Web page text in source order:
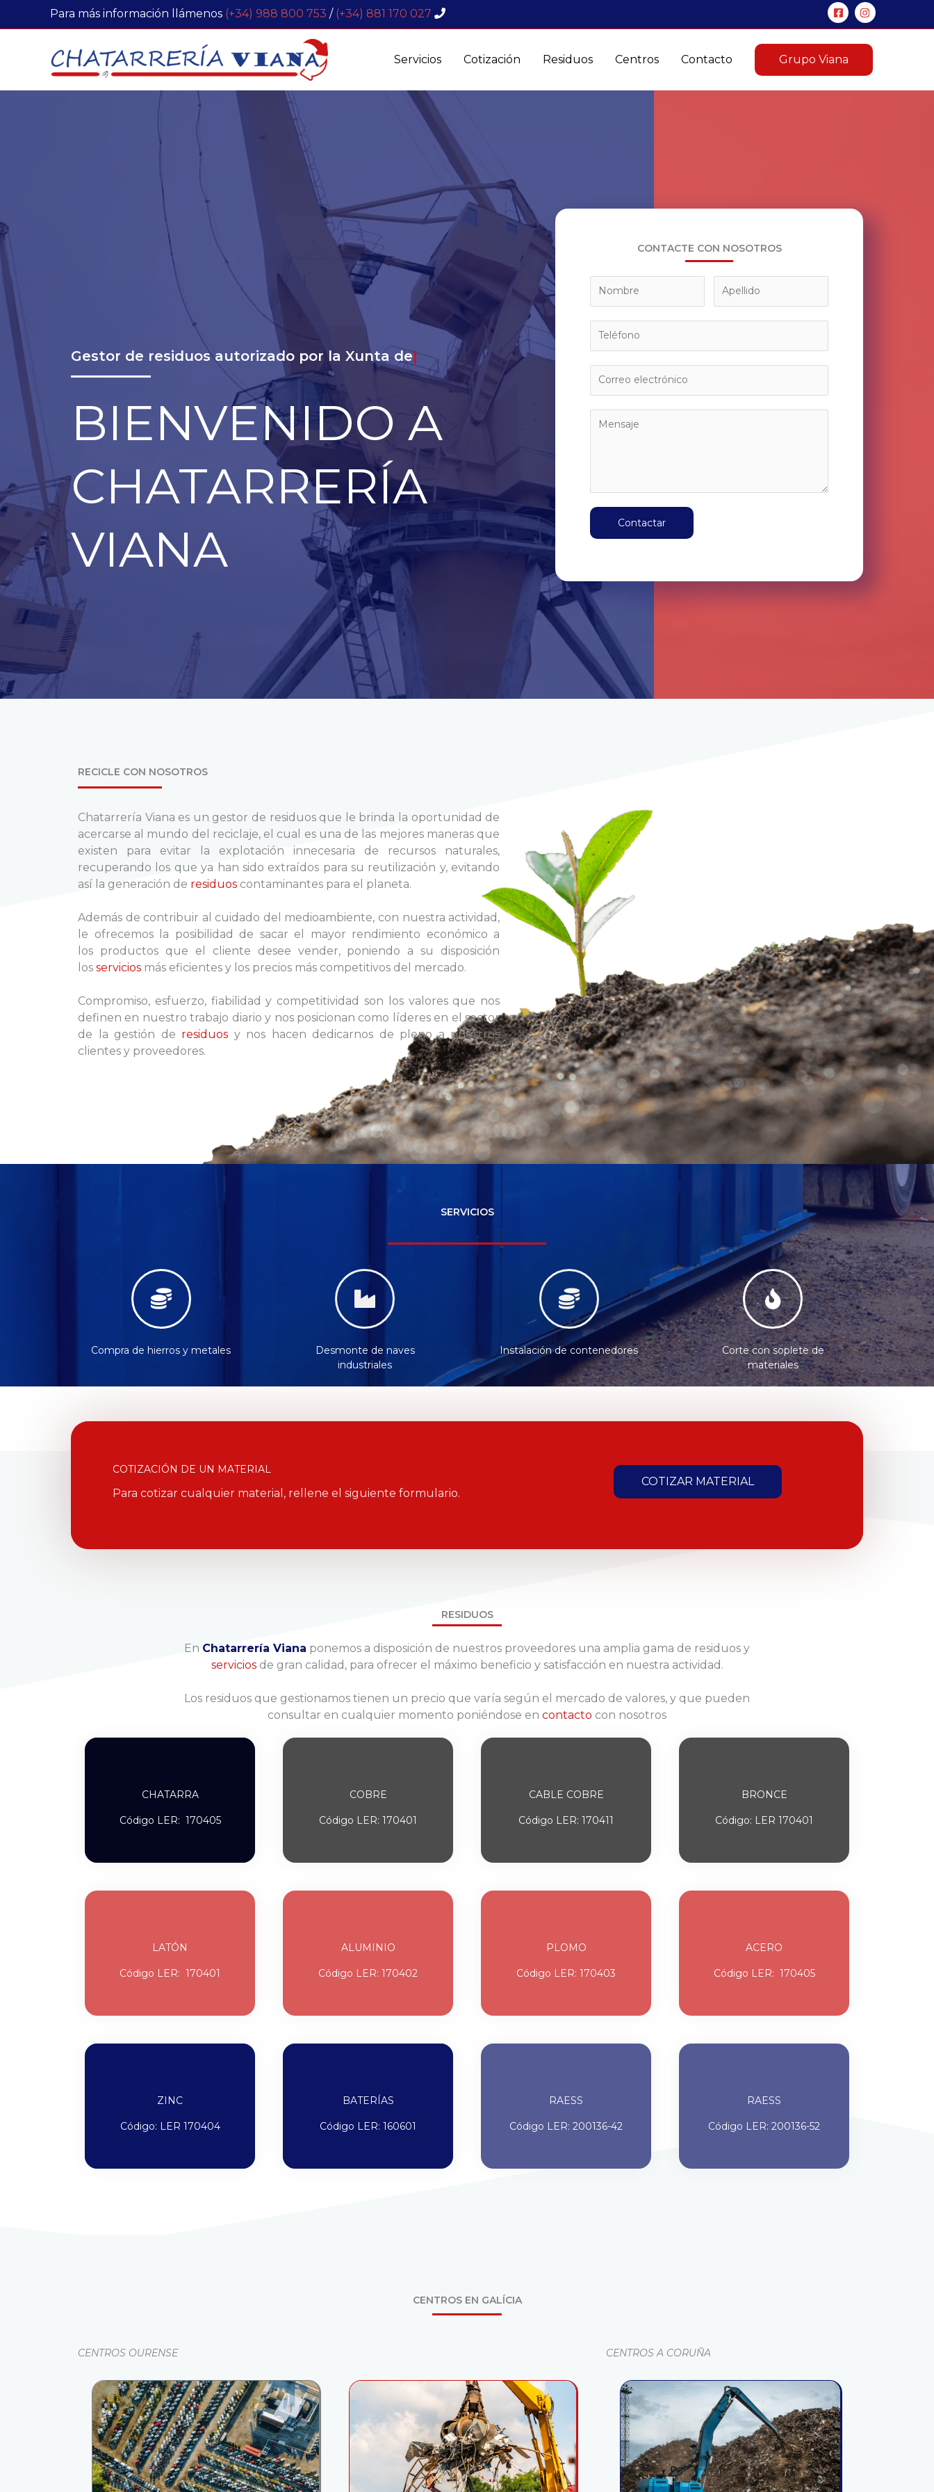
Para más información llámenos (+34) 988 800 753 / (+34) 881 170 027
Servicios Cotización Residuos Centros Contacto Grupo Viana
Gestor de residuos autorizado por la Xunta de Galícia
BIENVENIDO A
CHATARRERÍA
VIANA
CONTACTE CON NOSOTROS
Contactar
RECICLE CON NOSOTROS
Chatarrería Viana es un gestor de residuos que le brinda la oportunidad de
acercarse al mundo del reciclaje, el cual es una de las mejores maneras que
existen para evitar la explotación innecesaria de recursos naturales,
recuperando los que ya han sido extraídos para su reutilización y, evitando
así la generación de residuos contaminantes para el planeta.
Además de contribuir al cuidado del medioambiente, con nuestra actividad,
le ofrecemos la posibilidad de sacar el mayor rendimiento económico a
los productos que el cliente desee vender, poniendo a su disposición
los servicios más eficientes y los precios más competitivos del mercado.
Compromiso, esfuerzo, fiabilidad y competitividad son los valores que nos
definen en nuestro trabajo diario y nos posicionan como líderes en el sector
de la gestión de residuos y nos hacen dedicarnos de pleno a nuestros
clientes y proveedores.
SERVICIOS
Compra de hierros y metales
Desmonte de naves
industriales
Instalación de contenedores
Corte con soplete de
materiales
COTIZACIÓN DE UN MATERIAL
Para cotizar cualquier material, rellene el siguiente formulario.
COTIZAR MATERIAL
RESIDUOS
En Chatarrería Viana ponemos a disposición de nuestros proveedores una amplia gama de residuos y
serviciosde gran calidad, para ofrecer el máximo beneficio y satisfacción en nuestra actividad.
Los residuos que gestionamos tienen un precio que varía según el mercado de valores, y que pueden
consultar en cualquier momento poniéndose en contacto con nosotros
CHATARRA
Código LER: 170405
COBRE
Código LER: 170401
CABLE COBRE
Código LER: 170411
BRONCE
Código: LER 170401
LATÓN
Código LER: 170401
ALUMINIO
Código LER: 170402
PLOMO
Código LER: 170403
ACERO
Código LER: 170405
ZINC
Código: LER 170404
BATERÍAS
Código LER: 160601
RAESS
Código LER: 200136-42
RAESS
Código LER: 200136-52
CENTROS EN GALÍCIA
CENTROS OURENSE CENTROS A CORUÑA